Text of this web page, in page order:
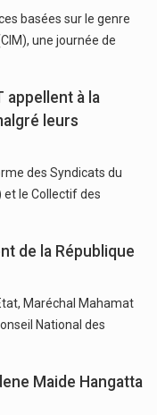
basées sur le genre
une journée de
appellent à la
leurs
des Syndicats du
et le Collectif des
de la République
Maréchal Mahamat
National des
Maide Hangatta